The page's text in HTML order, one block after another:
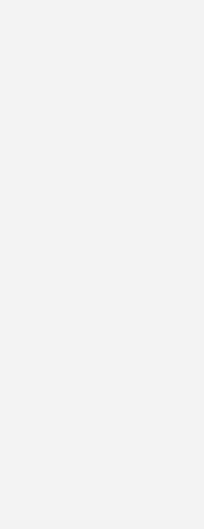
nehmen Sie diesmal mit in
aber auch Risiken der
Sie nicht? Erinnern Sie sich:
mit der Hand geschrieben, der
Programme, das (verkabelte)
und nicht "gewhatsappt".
der Technik. Heute sind Sie
Handy und Computer. Aber
immer weiter zu gehen und neue
es um digitale
digitale Wartung und
mehr.
entgehen und machen Sie mit
es nicht: Dies ist kein Blick über
Arbeitswelt vom morgen.